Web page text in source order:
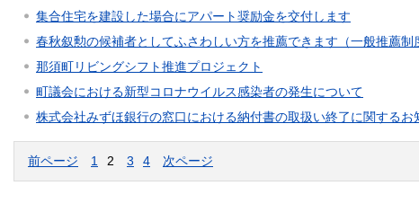
集合住宅を建設した場合にアパート奨励金を交付します
春秋叙勲の候補者としてふさわしい方を推薦できます（一般推薦制
那須町リビングシフト推進プロジェクト
町議会における新型コロナウイルス感染者の発生について
株式会社みずほ銀行の窓口における納付書の取扱い終了に関するお
前ページ 1 2 3 4 次ページ